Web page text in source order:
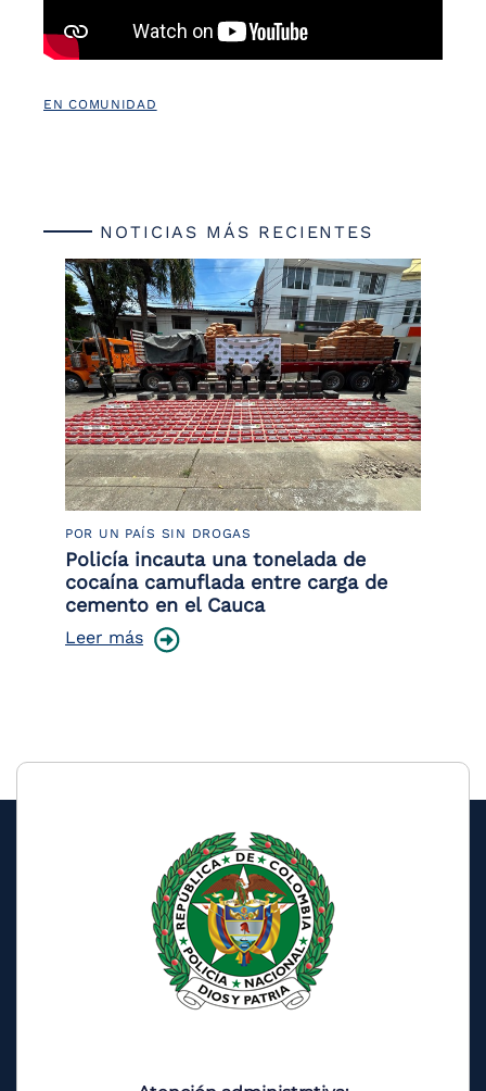
EN COMUNIDAD
NOTICIAS MÁS RECIENTES
POR UN PAÍS SIN DROGAS
Policía incauta una tonelada de
cocaína camuflada entre carga de
cemento en el Cauca
Leer más